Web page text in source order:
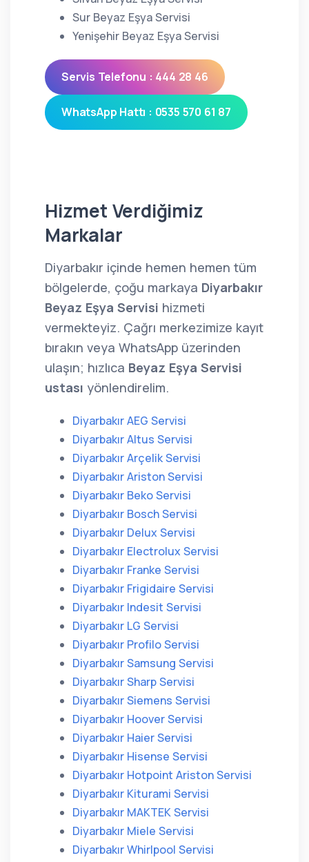
Sur Beyaz Eşya Servisi
Yenişehir Beyaz Eşya Servisi
Servis Telefonu : 444 28 46
WhatsApp Hattı : 0535 570 61 87
Hizmet Verdiğimiz
Markalar
Diyarbakır içinde hemen hemen tüm
bölgelerde, çoğu markaya Diyarbakır
Beyaz Eşya Servisi hizmeti
vermekteyiz. Çağrı merkezimize kayıt
bırakın veya WhatsApp üzerinden
ulaşın; hızlıca Beyaz Eşya Servisi
ustası yönlendirelim.
Diyarbakır AEG Servisi
Diyarbakır Altus Servisi
Diyarbakır Arçelik Servisi
Diyarbakır Ariston Servisi
Diyarbakır Beko Servisi
Diyarbakır Bosch Servisi
Diyarbakır Delux Servisi
Diyarbakır Electrolux Servisi
Diyarbakır Franke Servisi
Diyarbakır Frigidaire Servisi
Diyarbakır Indesit Servisi
Diyarbakır LG Servisi
Diyarbakır Profilo Servisi
Diyarbakır Samsung Servisi
Diyarbakır Sharp Servisi
Diyarbakır Siemens Servisi
Diyarbakır Hoover Servisi
Diyarbakır Haier Servisi
Diyarbakır Hisense Servisi
Diyarbakır Hotpoint Ariston Servisi
Diyarbakır Kiturami Servisi
Diyarbakır MAKTEK Servisi
Diyarbakır Miele Servisi
Diyarbakır Whirlpool Servisi